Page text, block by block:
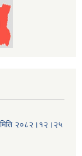
मिति २०८२।१२।२५